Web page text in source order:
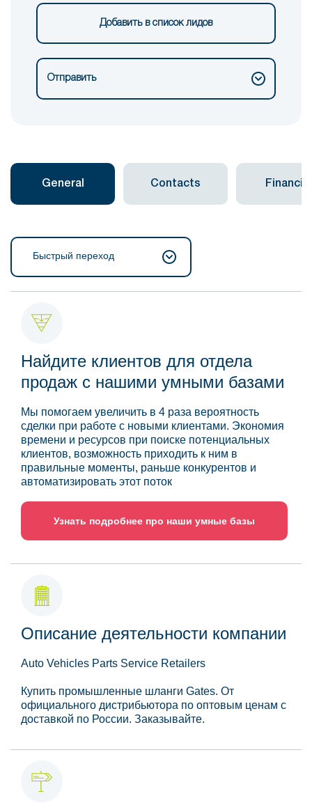
Добавить в список лидов
Отправить
General Contacts Financial
Быстрый переход
Найдите клиентов для отдела
продаж с нашими умными базами
Мы помогаем увеличить в 4 раза вероятность
сделки при работе с новыми клиентами. Экономия
времени и ресурсов при поиске потенциальных
клиентов, возможность приходить к ним в
правильные моменты, раньше конкурентов и
автоматизировать этот поток
Узнать подробнее про наши умные базы
Описание деятельности компании
Auto Vehicles Parts Service Retailers
Купить промышленные шланги Gates. От
официального дистрибьютора по оптовым ценам с
доставкой по России. Заказывайте.